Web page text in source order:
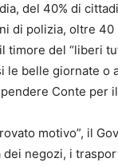
del 40% di
di polizia, oltre
timore del “liberi
le belle giornate o
Conte per
motivo”, il
negozi, i